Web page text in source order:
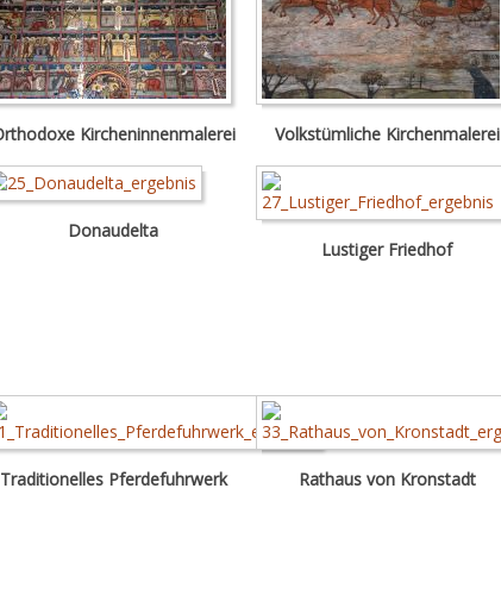
Kircheninnenmalerei Volkstümliche Kirchenmalerei
Donaudelta
Lustiger Friedhof
Traditionelles Pferdefuhrwerk Rathaus von Kronstadt